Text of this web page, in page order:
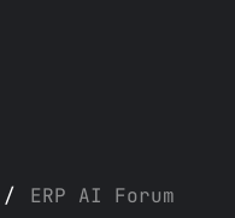
/ ERP AI Forum